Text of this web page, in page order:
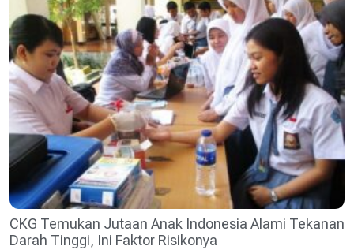
CKG Temukan Jutaan Anak Indonesia Alami Tekanan
Darah Tinggi, Ini Faktor Risikonya